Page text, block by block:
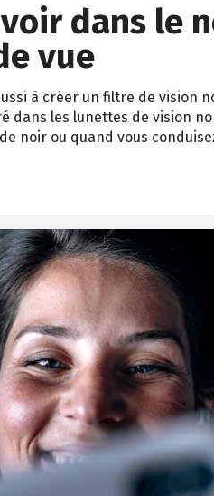
dans le
vue
à créer un filtre de vision
dans les lunettes de vision
noir ou quand vous